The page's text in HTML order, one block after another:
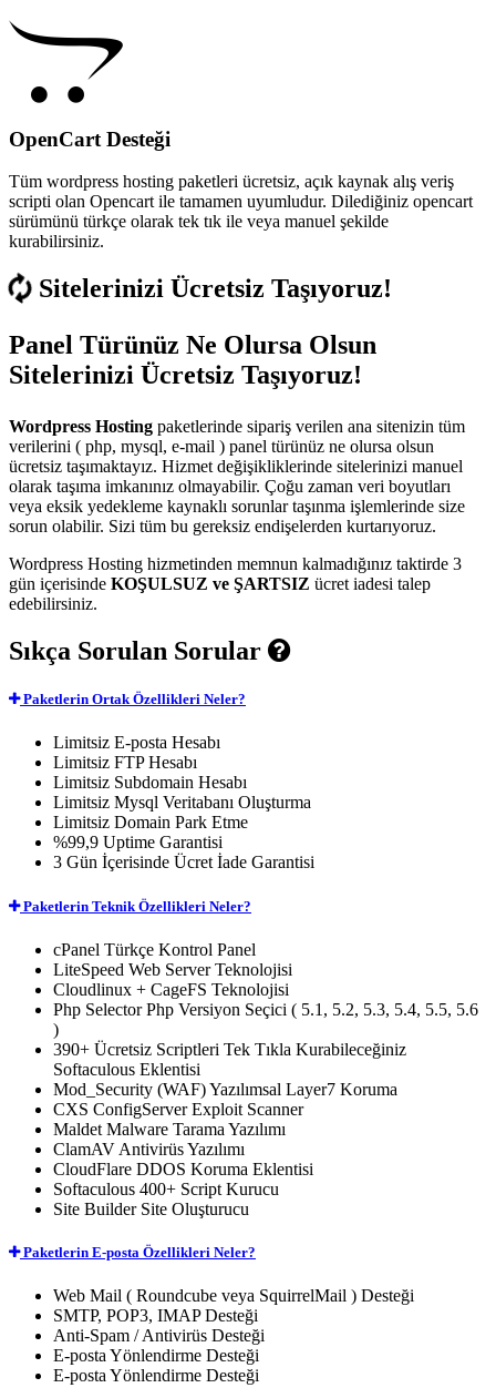
OpenCart Desteği
Tüm wordpress hosting paketleri ücretsiz, açık kaynak alış veriş
scripti olan Opencart ile tamamen uyumludur. Dilediğiniz opencart
sürümünü türkçe olarak tek tık ile veya manuel şekilde
kurabilirsiniz.
Sitelerinizi Ücretsiz Taşıyoruz!
Panel Türünüz Ne Olursa Olsun
Sitelerinizi Ücretsiz Taşıyoruz!
Wordpress Hosting paketlerinde sipariş verilen ana sitenizin tüm
verilerini ( php, mysql, e-mail ) panel türünüz ne olursa olsun
ücretsiz taşımaktayız. Hizmet değişikliklerinde sitelerinizi manuel
olarak taşıma imkanınız olmayabilir. Çoğu zaman veri boyutları
veya eksik yedekleme kaynaklı sorunlar taşınma işlemlerinde size
sorun olabilir. Sizi tüm bu gereksiz endişelerden kurtarıyoruz.
Wordpress Hosting hizmetinden memnun kalmadığınız taktirde 3
gün içerisinde KOŞULSUZ ve ŞARTSIZ ücret iadesi talep
edebilirsiniz.
Sıkça Sorulan Sorular
Paketlerin Ortak Özellikleri Neler?
Limitsiz E-posta Hesabı
Limitsiz FTP Hesabı
Limitsiz Subdomain Hesabı
Limitsiz Mysql Veritabanı Oluşturma
Limitsiz Domain Park Etme
%99,9 Uptime Garantisi
3 Gün İçerisinde Ücret İade Garantisi
Paketlerin Teknik Özellikleri Neler?
cPanel Türkçe Kontrol Panel
LiteSpeed Web ServerTeknolojisi
Cloudlinux + CageFS Teknolojisi
Php SelectorPhp Versiyon Seçici ( 5.1, 5.2, 5.3, 5.4, 5.5, 5.6
)
390+ Ücretsiz Scriptleri Tek Tıkla Kurabileceğiniz
Softaculous Eklentisi
Mod_Security (WAF)Yazılımsal Layer7 Koruma
CXS ConfigServer Exploit Scanner
Maldet Malware Tarama Yazılımı
ClamAV Antivirüs Yazılımı
CloudFlare DDOS Koruma Eklentisi
Softaculous 400+ Script Kurucu
Site BuilderSite Oluşturucu
Paketlerin E-posta Özellikleri Neler?
Web Mail ( Roundcube veya SquirrelMail ) Desteği
SMTP, POP3, IMAPDesteği
Anti-Spam / Antivirüs Desteği
E-posta Yönlendirme Desteği
E-posta Yönlendirme Desteği